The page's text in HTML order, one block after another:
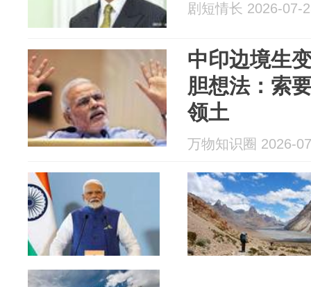
剧短情长 2026-07-
中印边境生
胆想法：索
领土
万物知识圈 2026-